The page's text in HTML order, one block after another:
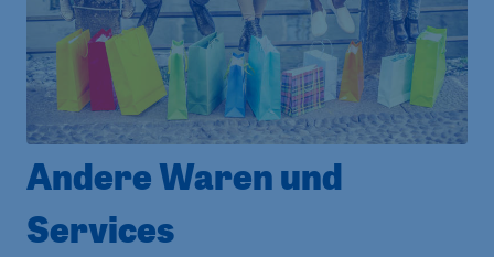
Andere Waren und
Services